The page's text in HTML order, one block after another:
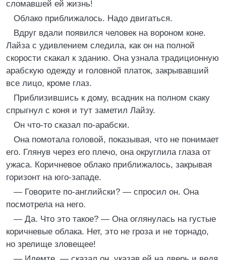
сломавшей ей жизнь!
Облако приближалось. Надо двигаться.
Вдруг вдали появился человек на вороном коне.
Лайза с удивлением следила, как он на полной
скорости скакал к зданию. Она узнала традиционную
арабскую одежду и головной платок, закрывавший
все лицо, кроме глаз.
Приблизившись к дому, всадник на полном скаку
спрыгнул с коня и тут заметил Лайзу.
Он что-то сказал по-арабски.
Она помотала головой, показывая, что не понимает
его. Глянув через его плечо, она округлила глаза от
ужаса. Коричневое облако приближалось, закрывая
горизонт на юго-западе.
— Говорите по-английски? — спросил он. Она
посмотрела на него.
— Да. Что это такое? — Она оглянулась на густые
коричневые облака. Нет, это не гроза и не торнадо,
но зрелище зловещее!